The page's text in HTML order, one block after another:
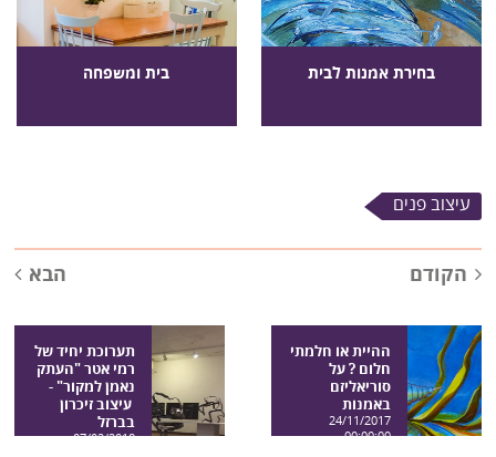
בחירת אמנות לבית בית ומשפחה
עיצוב פנים
הבא הקודם
ההיית או חלמתי
חלום ? על
סוריאליזם
באמנות
24/11/2017
00:00:00
תערוכת יחיד של
רמי אטר "העתק
נאמן למקור" -
עיצוב זיכרון
בברזל
07/02/2018